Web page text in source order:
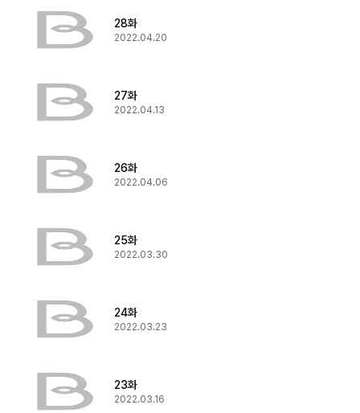
28화
2022.04.20
27화
2022.04.13
26화
2022.04.06
25화
2022.03.30
24화
2022.03.23
23화
2022.03.16